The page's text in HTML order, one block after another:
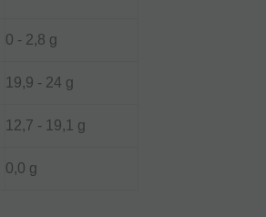
0 - 2,8 g
19,9 - 24 g
12,7 - 19,1 g
0,0 g